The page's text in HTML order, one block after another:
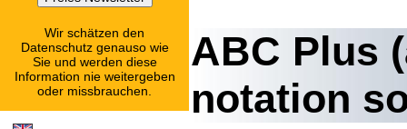
Wir schätzen den
Datenschutz genauso wie
Sie und werden diese
Information nie weitergeben
oder missbrauchen.
ABC Plus
notation